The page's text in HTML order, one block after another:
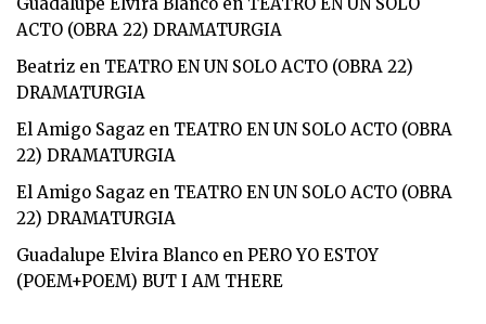
ACTO (OBRA 22) DRAMATURGIA
Beatriz en TEATRO EN UN SOLO ACTO (OBRA 22)
DRAMATURGIA
El Amigo Sagaz en TEATRO EN UN SOLO ACTO (OBRA
22) DRAMATURGIA
El Amigo Sagaz en TEATRO EN UN SOLO ACTO (OBRA
22) DRAMATURGIA
Guadalupe Elvira Blanco en PERO YO ESTOY
(POEM+POEM) BUT I AM THERE